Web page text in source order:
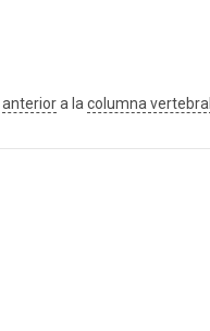
anteriora lacolumna vertebral